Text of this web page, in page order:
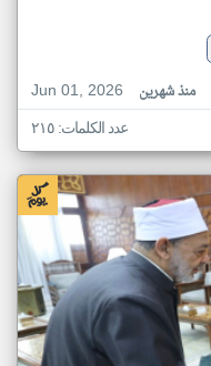
Jun 01, 2026
منذ شهرين
عدد الكلمات: ٢١٥